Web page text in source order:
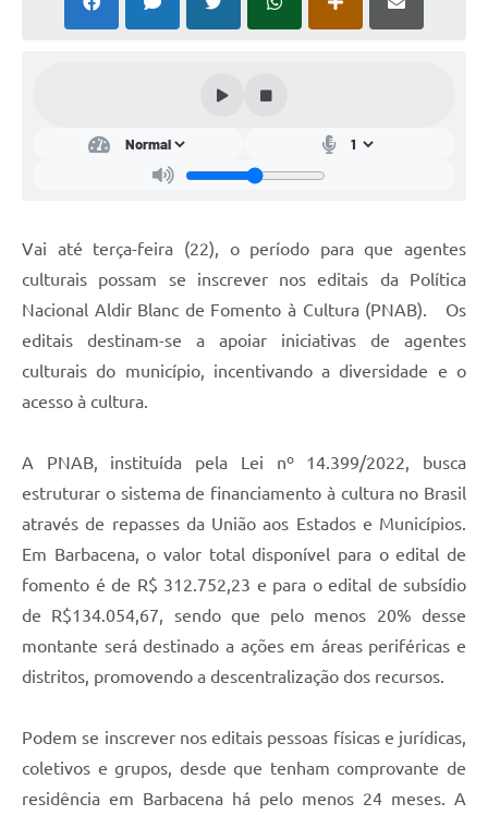
Revistas
Plano Diretor e Mobilidade Urbana
3º Jornada Empreendedora BQ
Emprega Barbacena
Regularização de bairros
Carta de Serviços
Arquivos para Download
Legislação
Transparência
SIC
Vai até terça-feira (22), o período para que agentes
culturais possam se inscrever nos editais da Política
Nacional Aldir Blanc de Fomento à Cultura (PNAB). Os
editais destinam-se a apoiar iniciativas de agentes
culturais do município, incentivando a diversidade e o
acesso à cultura.
A PNAB, instituída pela Lei nº 14.399/2022, busca
estruturar o sistema de financiamento à cultura no Brasil
através de repasses da União aos Estados e Municípios.
Em Barbacena, o valor total disponível para o edital de
fomento é de R$ 312.752,23 e para o edital de subsídio
de R$134.054,67, sendo que pelo menos 20% desse
montante será destinado a ações em áreas periféricas e
distritos, promovendo a descentralização dos recursos.
Podem se inscrever nos editais pessoas físicas e jurídicas,
coletivos e grupos, desde que tenham comprovante de
residência em Barbacena há pelo menos 24 meses. A